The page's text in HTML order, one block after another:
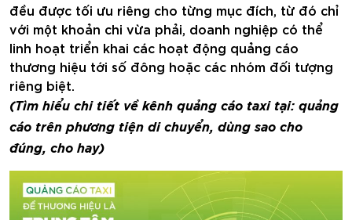
đều được tối ưu riêng cho từng mục đích, từ đó chỉ
với một khoản chi vừa phải, doanh nghiệp có thể
linh hoạt triển khai các hoạt động quảng cáo
thương hiệu tới số đông hoặc các nhóm đối tượng
riêng biệt.
(Tìm hiểu chi tiết về kênh quảng cáo taxi tại: quảng
cáo trên phương tiện di chuyển, dùng sao cho
đúng, cho hay)